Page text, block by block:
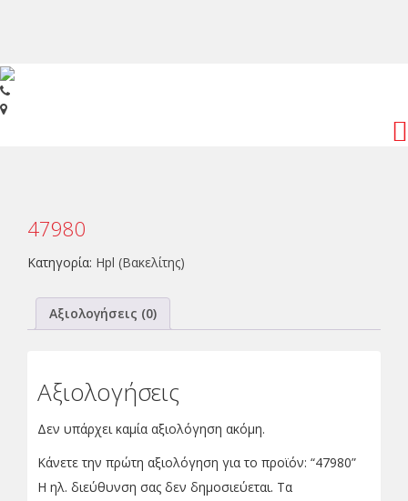
47980
Κατηγορία: Hpl (Βακελίτης)
Αξιολογήσεις (0)
Αξιολογήσεις
Δεν υπάρχει καμία αξιολόγηση ακόμη.
Κάνετε την πρώτη αξιολόγηση για το προϊόν: “47980”
Η ηλ. διεύθυνση σας δεν δημοσιεύεται. Τα